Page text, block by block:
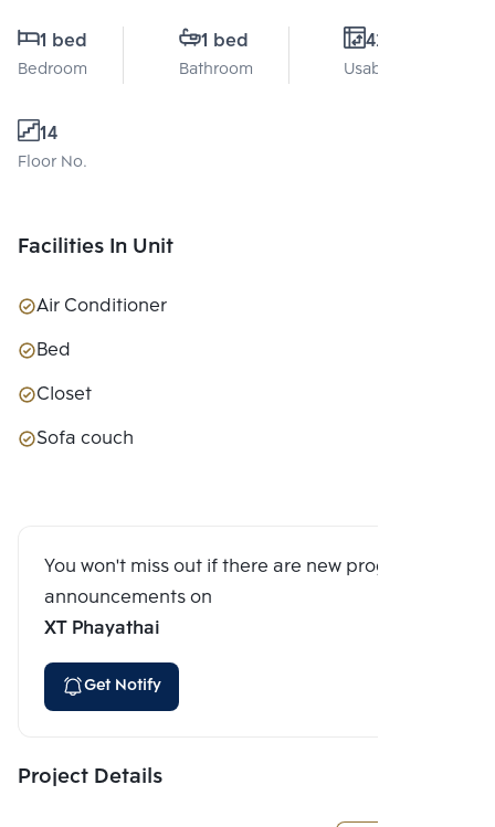
1 bed
Bedroom
1 bed
Bathroom
42 Sq.m.
Usable area
14
Floor No.
Facilities In Unit
Air Conditioner
Bed
Closet
Sofa couch
You won't miss out if there are new program
announcements on
XT Phayathai
Get Notify
Project Details